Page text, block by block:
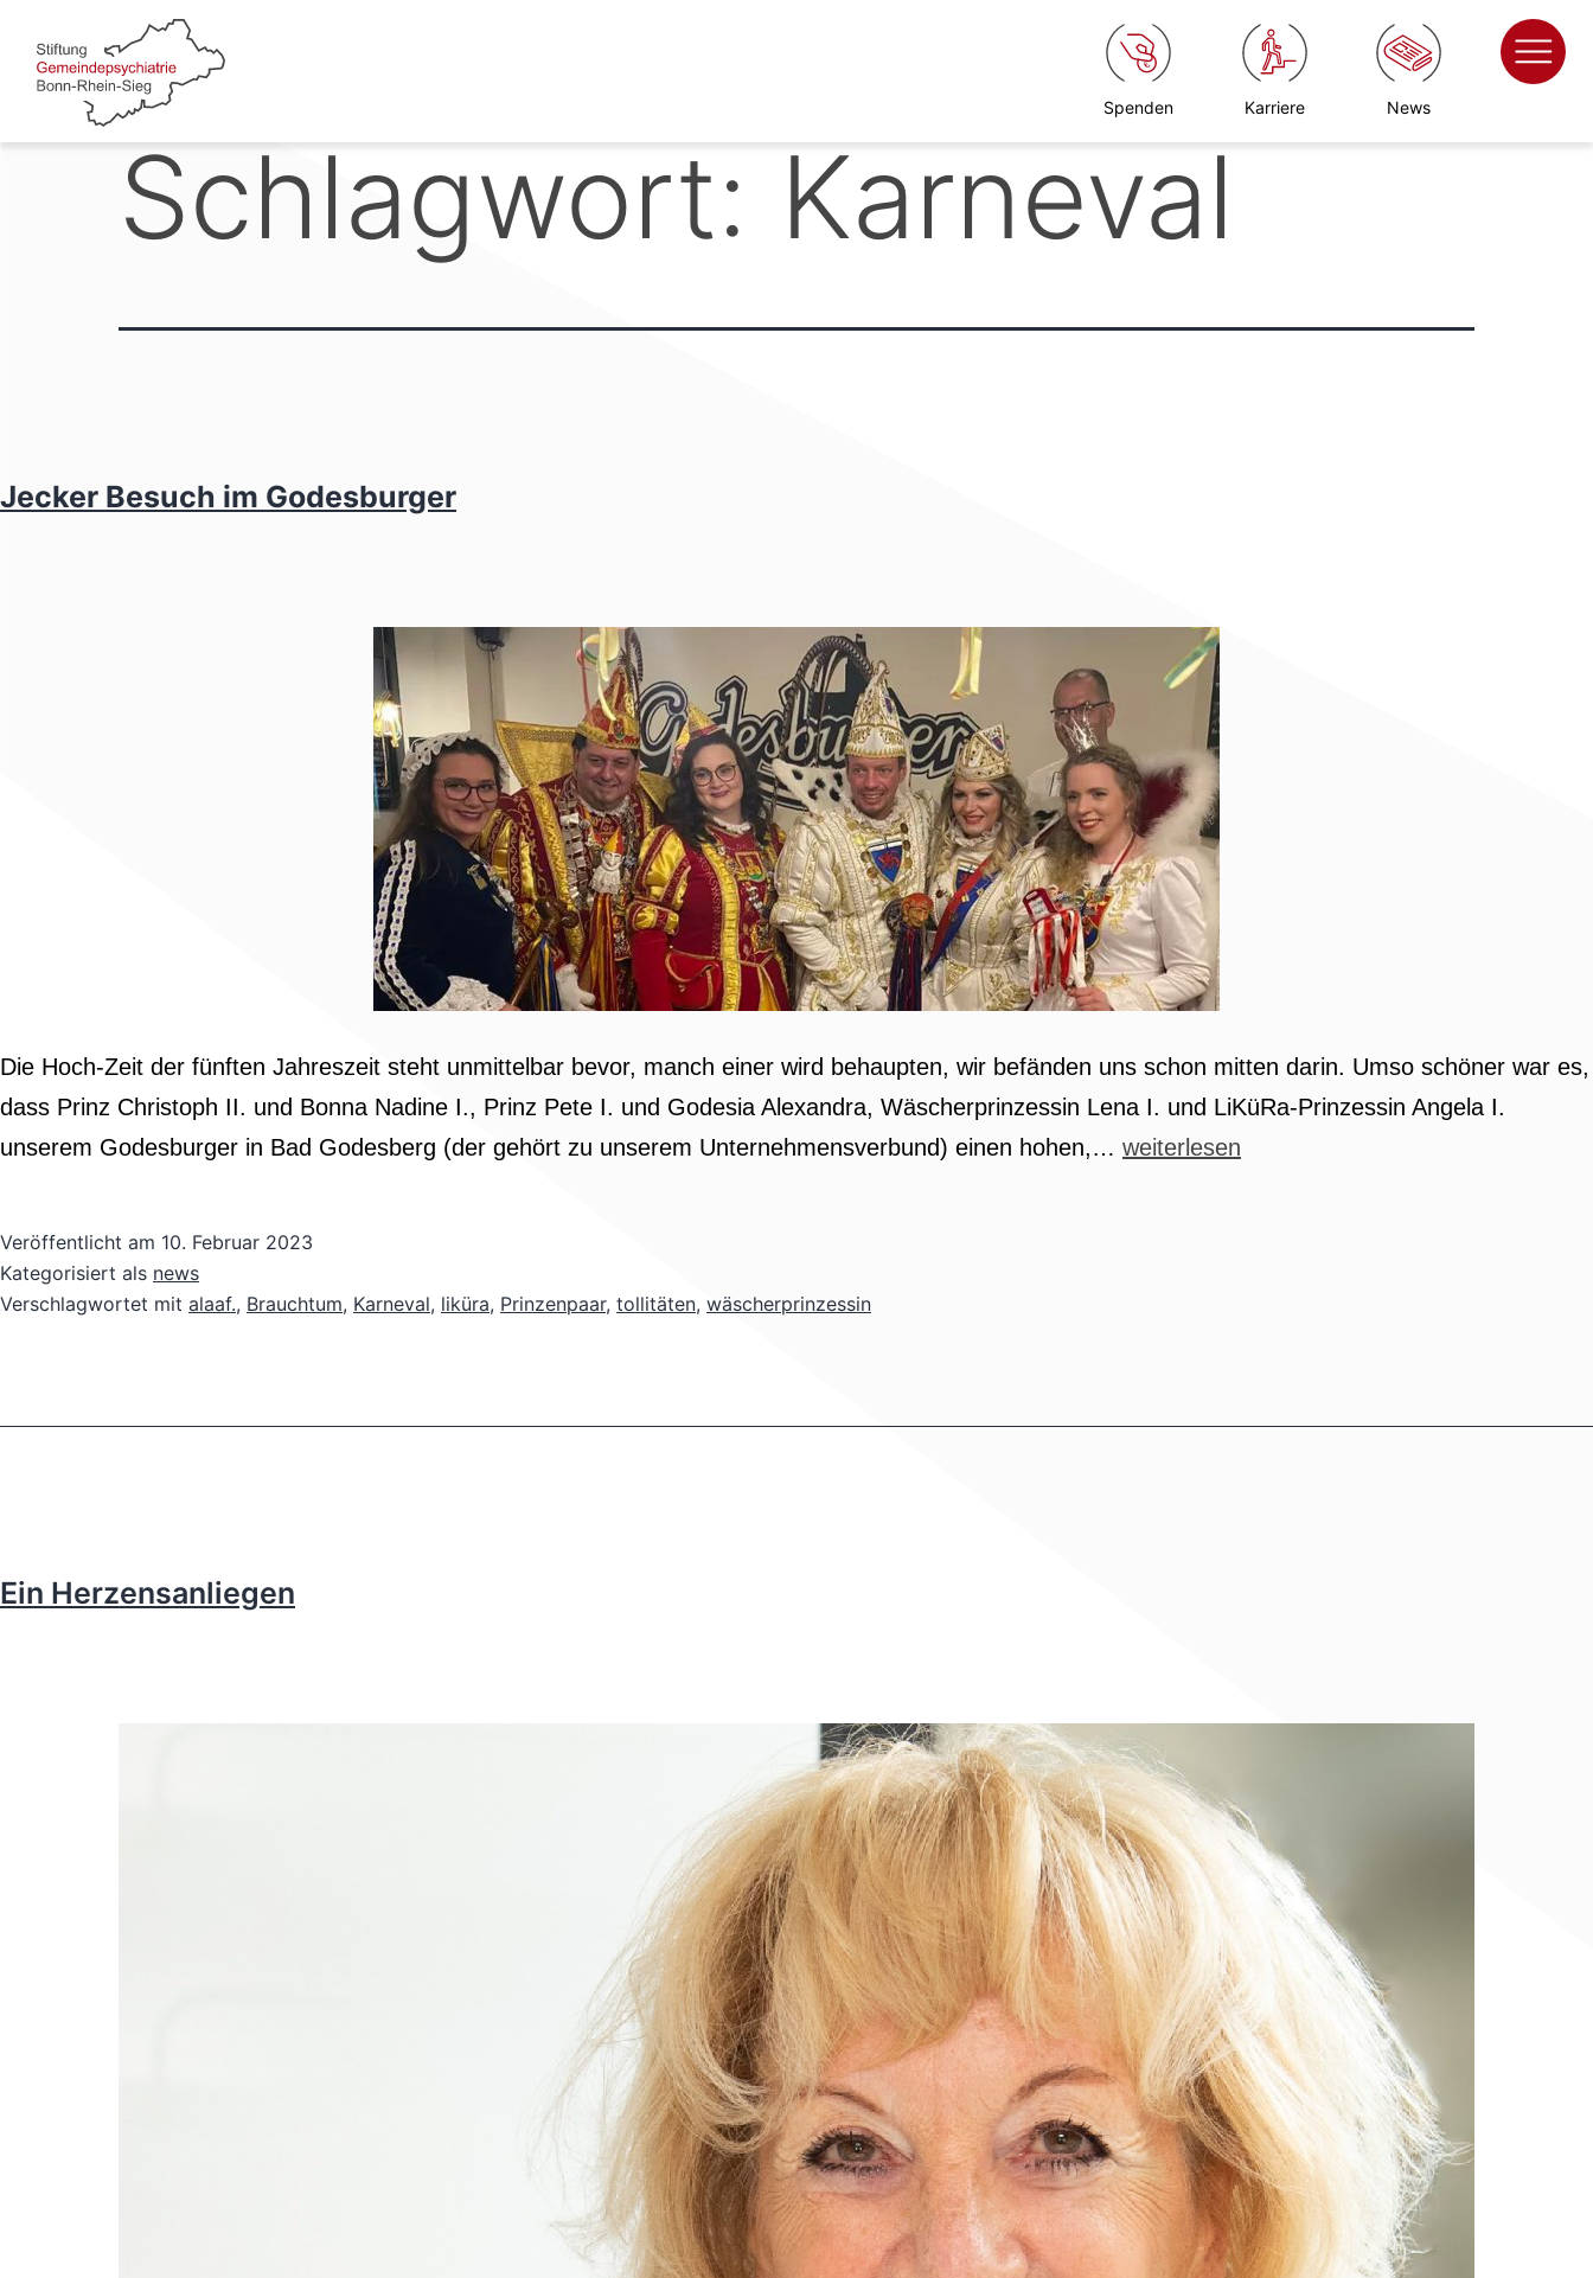
Inhalt
springen
Spenden Karriere News
Schlagwort: Karneval
Jecker Besuch im Godesburger
Die Hoch-Zeit der fünften Jahreszeit steht unmittelbar bevor, manch einer wird behaupten, wir befänden uns schon mitten darin. Umso schöner war es,
dass Prinz Christoph II. und Bonna Nadine I., Prinz Pete I. und Godesia Alexandra, Wäscherprinzessin Lena I. und LiKüRa-Prinzessin Angela I.
unserem Godesburger in Bad Godesberg (der gehört zu unserem Unternehmensverbund) einen hohen,… Jecker
weiterlesen
Veröffentlicht am 10. Februar 2023
Kategorisiert als news
Verschlagwortet mit alaaf., Brauchtum, Karneval, liküra, Prinzenpaar, tollitäten, wäscherprinzessin
Ein Herzensanliegen